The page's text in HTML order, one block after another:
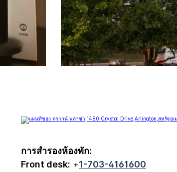
การสำรองห้องพัก:
Front desk: +1-703-4161600